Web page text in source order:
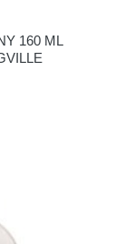
160 ML